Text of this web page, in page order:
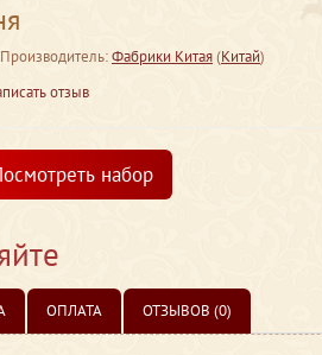
Производитель:Фабрики Китая(Китай)
отзыв
набор
ОПЛАТА ОТЗЫВОВ (0)